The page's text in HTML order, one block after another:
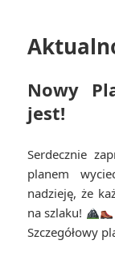
Nowy
jest!
Serdecznie
planem
nadzieję, że
na szlaku!
Szczegółowy